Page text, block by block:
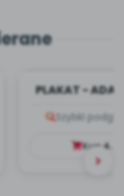
PLAKAT -
Szybki
Kup